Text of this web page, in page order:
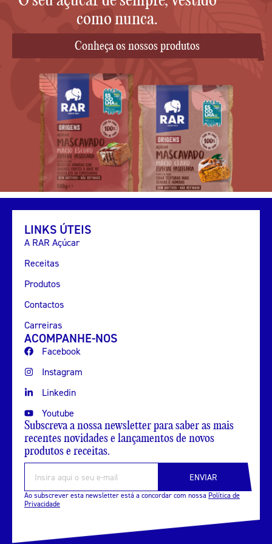
como nunca.
Conheça os nossos produtos
LINKS ÚTEIS
A RAR Açúcar
Receitas
Produtos
Contactos
Carreiras
ACOMPANHE-NOS
Facebook
Instagram
Linkedin
Youtube
Subscreva a nossa newsletter para saber as mais
recentes novidades e lançamentos de novos
produtos e receitas.
ENVIAR
Ao subscrever esta newsletter está a concordar com nossa Política de
Privacidade